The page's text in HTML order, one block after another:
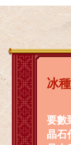
冰
要數
晶石